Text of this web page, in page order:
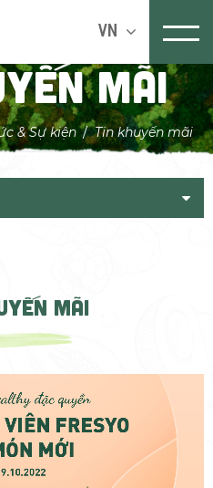
VN
mãi
& Sự kiện Tin khuyến mãi
MÃI